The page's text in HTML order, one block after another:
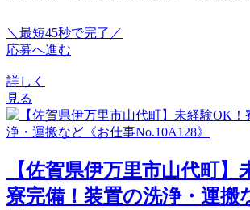
＼最短45秒で完了／
応募へ進む
詳しく
見る
【佐賀県伊万里市山代町】
寮完備！装置の洗浄・運搬